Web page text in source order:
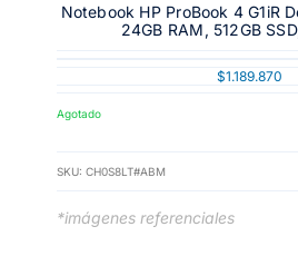
Notebook HP ProBook 4 G1iR
24GB RAM, 512GB
$1.189.870
Agotado
SKU: CH0S8LT#ABM
*imágenes referenciales